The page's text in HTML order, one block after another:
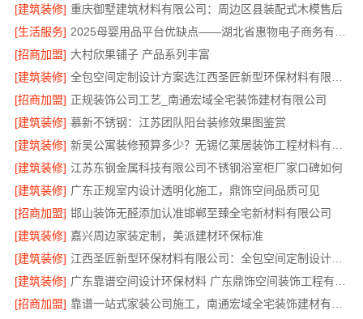
[建筑装修] 重庆御墅建筑材料有限公司：周边区县装配式木模售后
[生活服务]
[招商加盟] 大村欣果铺子 产品系列丰富
[建筑装修]
[招商加盟] 正规装饰公司工艺_南通宏域全宅装饰建材有限公司
[建筑装修] 慕新不锈钢：江苏团队阳台装修效果图鉴赏
[建筑装修]
[建筑装修] 江苏东钢金属科技有限公司不锈钢浴室柜厂家口碑如何
[建筑装修] 广东正规室内设计透明化施工，鼎饰空间品质可见
[招商加盟] 邯山装饰无醛添加认准邯郸至臻全宅新材料有限公司
[建筑装修] 嘉兴周边家装定制，美派建材环保标准
[建筑装修]
江西圣匠新型环保材料有限公司：全包空间定制设计方案
[建筑装修]
[招商加盟]